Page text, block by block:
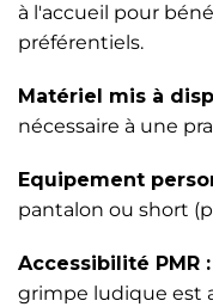
à l'accueil pour
préférentiels.
Matériel mis à
nécessaire à une
Equipement
pantalon ou short
Accessibilité PMR :
grimpe ludique est